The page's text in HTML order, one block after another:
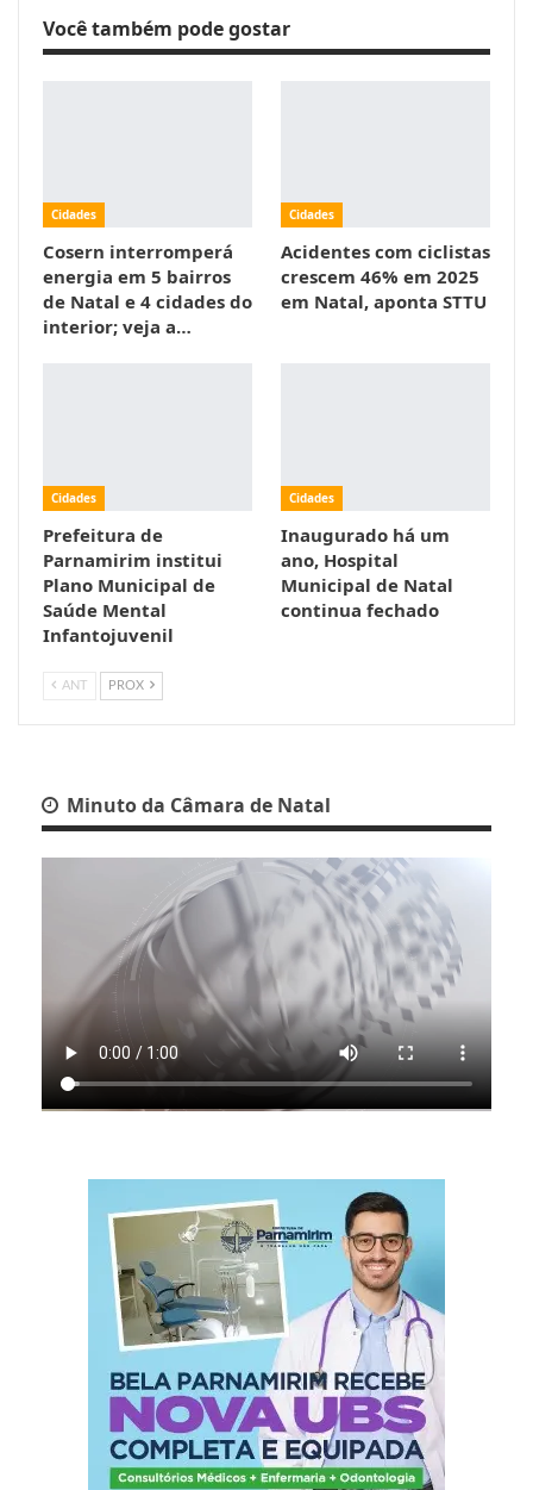
Você também pode gostar
Cidades
Cosern interromperá
energia em 5 bairros
de Natal e 4 cidades do
interior; veja a…
Cidades
Acidentes com ciclistas
crescem 46% em 2025
em Natal, aponta STTU
Cidades
Prefeitura de
Parnamirim institui
Plano Municipal de
Saúde Mental
Infantojuvenil
Cidades
Inaugurado há um
ano, Hospital
Municipal de Natal
continua fechado
ANT PROX
Minuto da Câmara de Natal